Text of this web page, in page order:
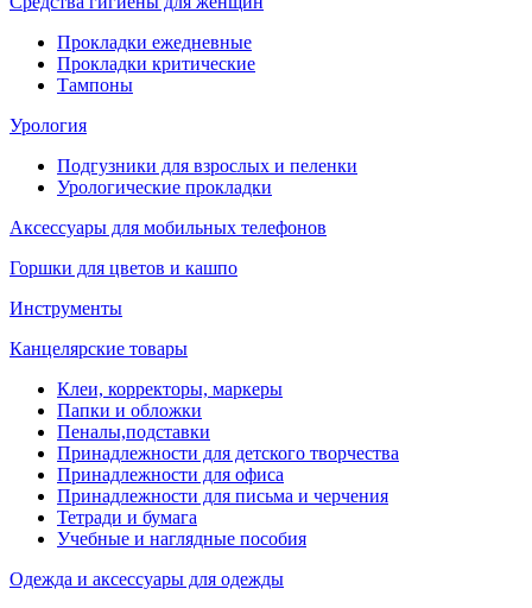
Прокладки ежедневные
Прокладки критические
Тампоны
Урология
Подгузники для взрослых и пеленки
Урологические прокладки
Аксессуары для мобильных телефонов
Горшки для цветов и кашпо
Инструменты
Канцелярские товары
Клеи, корректоры, маркеры
Папки и обложки
Пеналы,подставки
Принадлежности для детского творчества
Принадлежности для офиса
Принадлежности для письма и черчения
Тетради и бумага
Учебные и наглядные пособия
Одежда и аксессуары для одежды